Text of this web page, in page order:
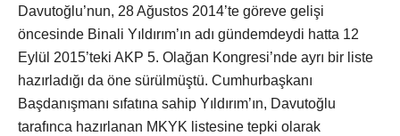
Davutoğlu’nun, 28 Ağustos 2014’te göreve gelişi
öncesinde Binali Yıldırım’ın adı gündemdeydi hatta 12
Eylül 2015’teki AKP 5. Olağan Kongresi’nde ayrı bir liste
hazırladığı da öne sürülmüştü. Cumhurbaşkanı
Başdanışmanı sıfatına sahip Yıldırım’ın, Davutoğlu
tarafınca hazırlanan MKYK listesine tepki olarak